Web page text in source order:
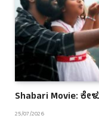
Shabari Movie:
25/07/2026